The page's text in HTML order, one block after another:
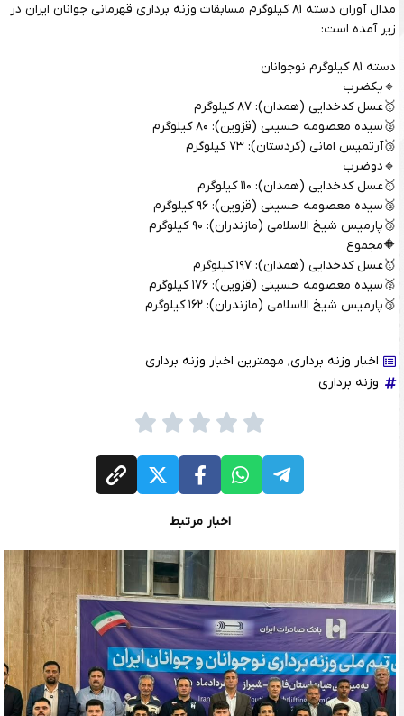
مدال آوران دسته ۸۱ کیلوگرم مسابقات وزنه برداری قهرمانی جوانان ایران در
زیر آمده است:
دسته ۸۱ کیلوگرم نوجوانان
🔹یکضرب
🥇عسل کدخدایی (همدان): ۸۷ کیلوگرم
🥈سیده معصومه حسینی (قزوین): ۸۰ کیلوگرم
🥉آرتمیس امانی (کردستان): ۷۳ کیلوگرم
🔹دوضرب
🥇عسل کدخدایی (همدان): ۱۱۰ کیلوگرم
🥈سیده معصومه حسینی (قزوین): ۹۶ کیلوگرم
🥉پارمیس شیخ الاسلامی (مازندران): ۹۰ کیلوگرم
🔶مجموع
🥇عسل کدخدایی (همدان): ۱۹۷ کیلوگرم
🥈سیده معصومه حسینی (قزوین): ۱۷۶ کیلوگرم
🥉پارمیس شیخ الاسلامی (مازندران): ۱۶۲ کیلوگرم
اخبار وزنه برداری, مهمترین اخبار وزنه برداری
وزنه برداری
اخبار مرتبط